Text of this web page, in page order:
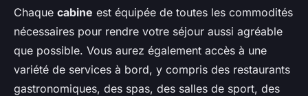
Chaque cabine est équipée de toutes les commodités
nécessaires pour rendre votre séjour aussi agréable
que possible. Vous aurez également accès à une
variété de services à bord, y compris des restaurants
gastronomiques, des spas, des salles de sport, des